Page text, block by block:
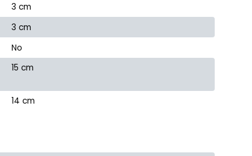
3 cm
3 cm
No
15 cm
14 cm